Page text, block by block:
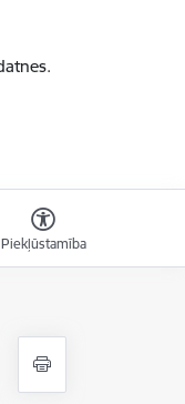
Piekļūstamība